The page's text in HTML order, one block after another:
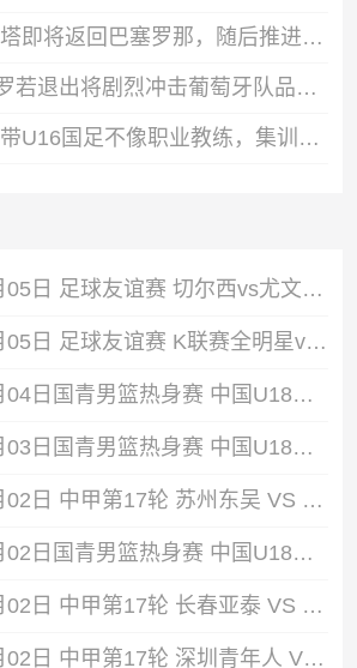
每体：拉波尔塔即将返回巴塞罗那，随后推进阿德耶米、小蜘蛛转会
营销专家：C罗若退出将剧烈冲击葡萄牙队品牌形象 他价值远超全队
马德兴：大卫带U16国足不像职业教练，集训像队员们难得的假期
2026年08月05日 足球友谊赛 切尔西vs尤文图斯 全场录像
2026年08月05日 足球友谊赛 K联赛全明星vs曼城 全场录像
2026年08月04日国青男篮热身赛 中国U18男篮 - 加拿大大卫·安篮球学院 全场录像
2026年08月03日国青男篮热身赛 中国U18男篮 - 韩国东国大学 全场录像
2026年08月02日 中甲第17轮 苏州东吴 VS 梅州客家 全场录像
2026年08月02日国青男篮热身赛 中国U18男篮 - 纽纳华丁闪电队 全场录像
2026年08月02日 中甲第17轮 长春亚泰 VS 石家庄功夫 全场录像
2026年08月02日 中甲第17轮 深圳青年人 VS 无锡吴钩 全场录像